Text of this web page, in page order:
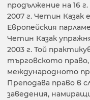
продължение на 16 г.
2007 г. Четин Казак
Европейския
Четин Казак
2003 г. Той
търговското
международното
Преподава право в
заведения,